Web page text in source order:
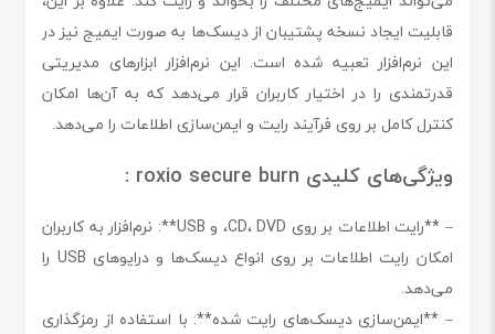
قابلیت ایجاد نسخه پشتیبان از دیسک‌ها به صورت ایمیج نیز در
این نرم‌افزار تعبیه شده است. این نرم‌افزار ابزارهای مدیریتی
قدرتمندی را در اختیار کاربران قرار می‌دهد که به آن‌ها امکان
کنترل کامل بر روی فرآیند رایت و ایمن‌سازی اطلاعات را می‌دهد.
ویژگی‌های کلیدی roxio secure burn :
– **رایت اطلاعات بر روی CD، DVD، و USB**: نرم‌افزار به کاربران
امکان رایت اطلاعات بر روی انواع دیسک‌ها و درایوهای USB را
می‌دهد.
– **ایمن‌سازی دیسک‌های رایت شده**: با استفاده از رمزگذاری